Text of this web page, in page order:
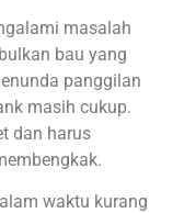
masalah
bau yang
panggilan
masih cukup.
dan harus
waktu kurang